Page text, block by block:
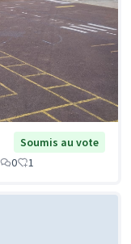
Soumis au vote
0 1